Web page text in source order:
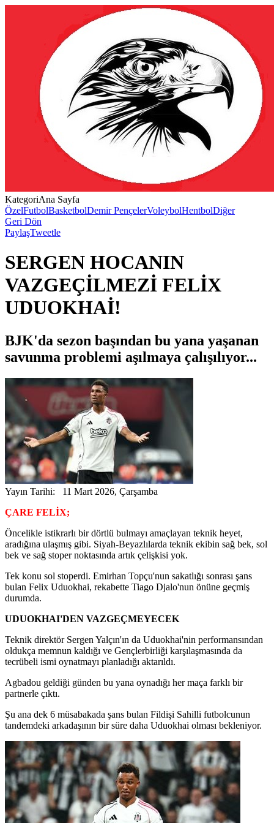
KategoriAna Sayfa
ÖzelFutbolBasketbolDemir PençelerVoleybolHentbolDiğer
Geri Dön
PaylaşTweetle
SERGEN HOCANIN
VAZGEÇİLMEZİ FELİX
UDUOKHAİ!
BJK'da sezon başından bu yana yaşanan
savunma problemi aşılmaya çalışılıyor...
Yayın Tarihi: 11 Mart 2026, Çarşamba
ÇARE FELİX;
Öncelikle istikrarlı bir dörtlü bulmayı amaçlayan teknik heyet,
aradığına ulaşmış gibi. Siyah-Beyazlılarda teknik ekibin sağ bek, sol
bek ve sağ stoper noktasında artık çelişkisi yok.
Tek konu sol stoperdi. Emirhan Topçu'nun sakatlığı sonrası şans
bulan Felix Uduokhai, rekabette Tiago Djalo'nun önüne geçmiş
durumda.
UDUOKHAI'DEN VAZGEÇMEYECEK
Teknik direktör Sergen Yalçın'ın da Uduokhai'nin performansından
oldukça memnun kaldığı ve Gençlerbirliği karşılaşmasında da
tecrübeli ismi oynatmayı planladığı aktarıldı.
Agbadou geldiği günden bu yana oynadığı her maça farklı bir
partnerle çıktı.
Şu ana dek 6 müsabakada şans bulan Fildişi Sahilli futbolcunun
tandemdeki arkadaşının bir süre daha Uduokhai olması bekleniyor.